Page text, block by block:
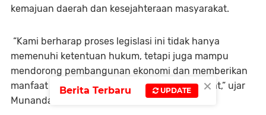
kemajuan daerah dan kesejahteraan masyarakat.
“Kami berharap proses legislasi ini tidak hanya
memenuhi ketentuan hukum, tetapi juga mampu
mendorong pembangunan ekonomi dan memberikan
manfaat nyata bagi masyarakat Sulawesi Barat,” ujar
Munandar.
×
Berita Terbaru UPDATE